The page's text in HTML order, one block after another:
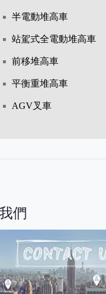
半電動堆高車
站駕式全電動堆高車
前移堆高車
平衡重堆高車
AGV叉車
們